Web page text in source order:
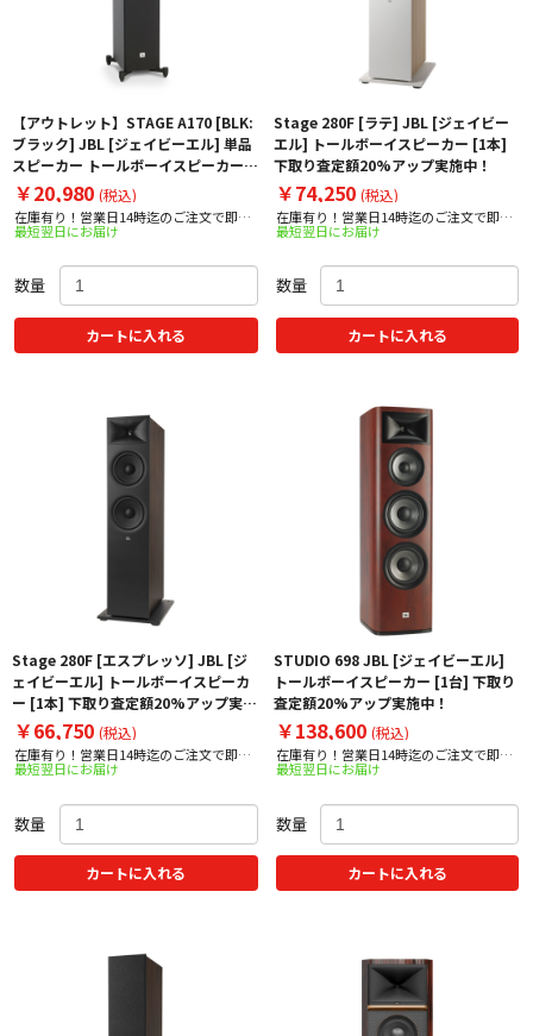
【アウトレット】STAGE A170 [BLK:
ブラック] JBL [ジェイビーエル] 単品
スピーカー トールボーイスピーカー
※外箱に若干の汚れ
￥20,980 (税込)
在庫有り！営業日14時迄のご注文で即日
出荷！
最短翌日にお届け
数量
カートに入れる
Stage 280F [ラテ] JBL [ジェイビー
エル] トールボーイスピーカー [1本]
下取り査定額20%アップ実施中！
￥74,250 (税込)
在庫有り！営業日14時迄のご注文で即日
出荷！
最短翌日にお届け
数量
カートに入れる
Stage 280F [エスプレッソ] JBL [ジ
ェイビーエル] トールボーイスピーカ
ー [1本] 下取り査定額20%アップ実施
中！
￥66,750 (税込)
在庫有り！営業日14時迄のご注文で即日
出荷！
最短翌日にお届け
数量
カートに入れる
STUDIO 698 JBL [ジェイビーエル]
トールボーイスピーカー [1台] 下取り
査定額20%アップ実施中！
￥138,600 (税込)
在庫有り！営業日14時迄のご注文で即日
出荷！
最短翌日にお届け
数量
カートに入れる